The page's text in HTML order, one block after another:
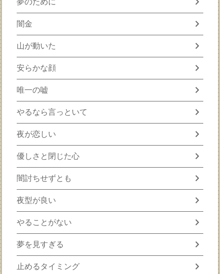
闇金 chevron_right
山が動いた chevron_right
安らかな顔 chevron_right
唯一の嘘 chevron_right
やるなら言っといて chevron_right
夜が恋しい chevron_right
優しさと閉じた心 chevron_right
闇討ちせずとも chevron_right
夜型が良い chevron_right
やることがない chevron_right
夢を見すぎる chevron_right
止めるタイミング chevron_right